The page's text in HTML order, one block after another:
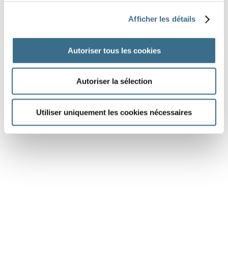
Afficher les détails
Autoriser tous les cookies
Autoriser la sélection
Utiliser uniquement les cookies nécessaires